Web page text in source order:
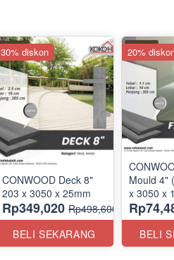
CONWOOD Deck 8"
203 x 3050 x 25mm
Rp349,020 Rp498,600
BELI SEKARANG
30% diskon
Mould 4"
x 3050 x
BELI
20%